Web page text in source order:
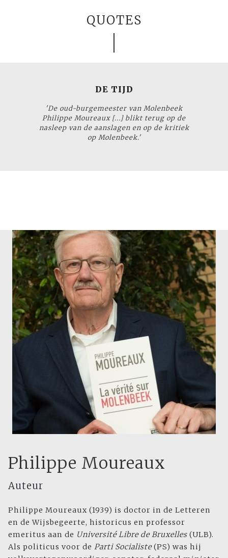
QUOTES
DE TIJD
'De oud-burgemeester van Molenbeek
Philippe Moureaux [...] blikt terug op de
nasleep van de aanslagen en op de kritiek
op Molenbeek.'
Philippe Moureaux
Auteur
Philippe Moureaux (1939) is doctor in de Letteren
en de Wijsbegeerte, historicus en professor
emeritus aan de Université Libre de Bruxelles (ULB).
Als politicus voor de Parti Socialiste(PS) was hij